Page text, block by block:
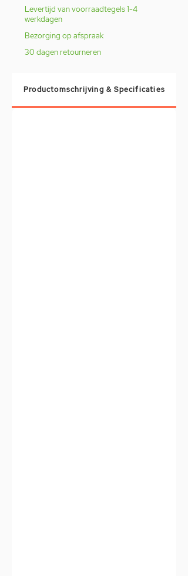
Levertijd van voorraadtegels 1-4
werkdagen
Bezorging op afspraak
30 dagen retourneren
Productomschrijving & Specificaties